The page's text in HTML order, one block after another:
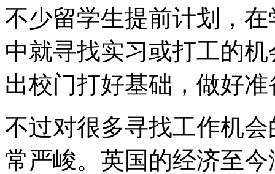
不少留学生提前计划，在
中就寻找实习或打工的
出校门打好基础，做好准
不过对很多寻找工作机
常严峻。英国的经济至